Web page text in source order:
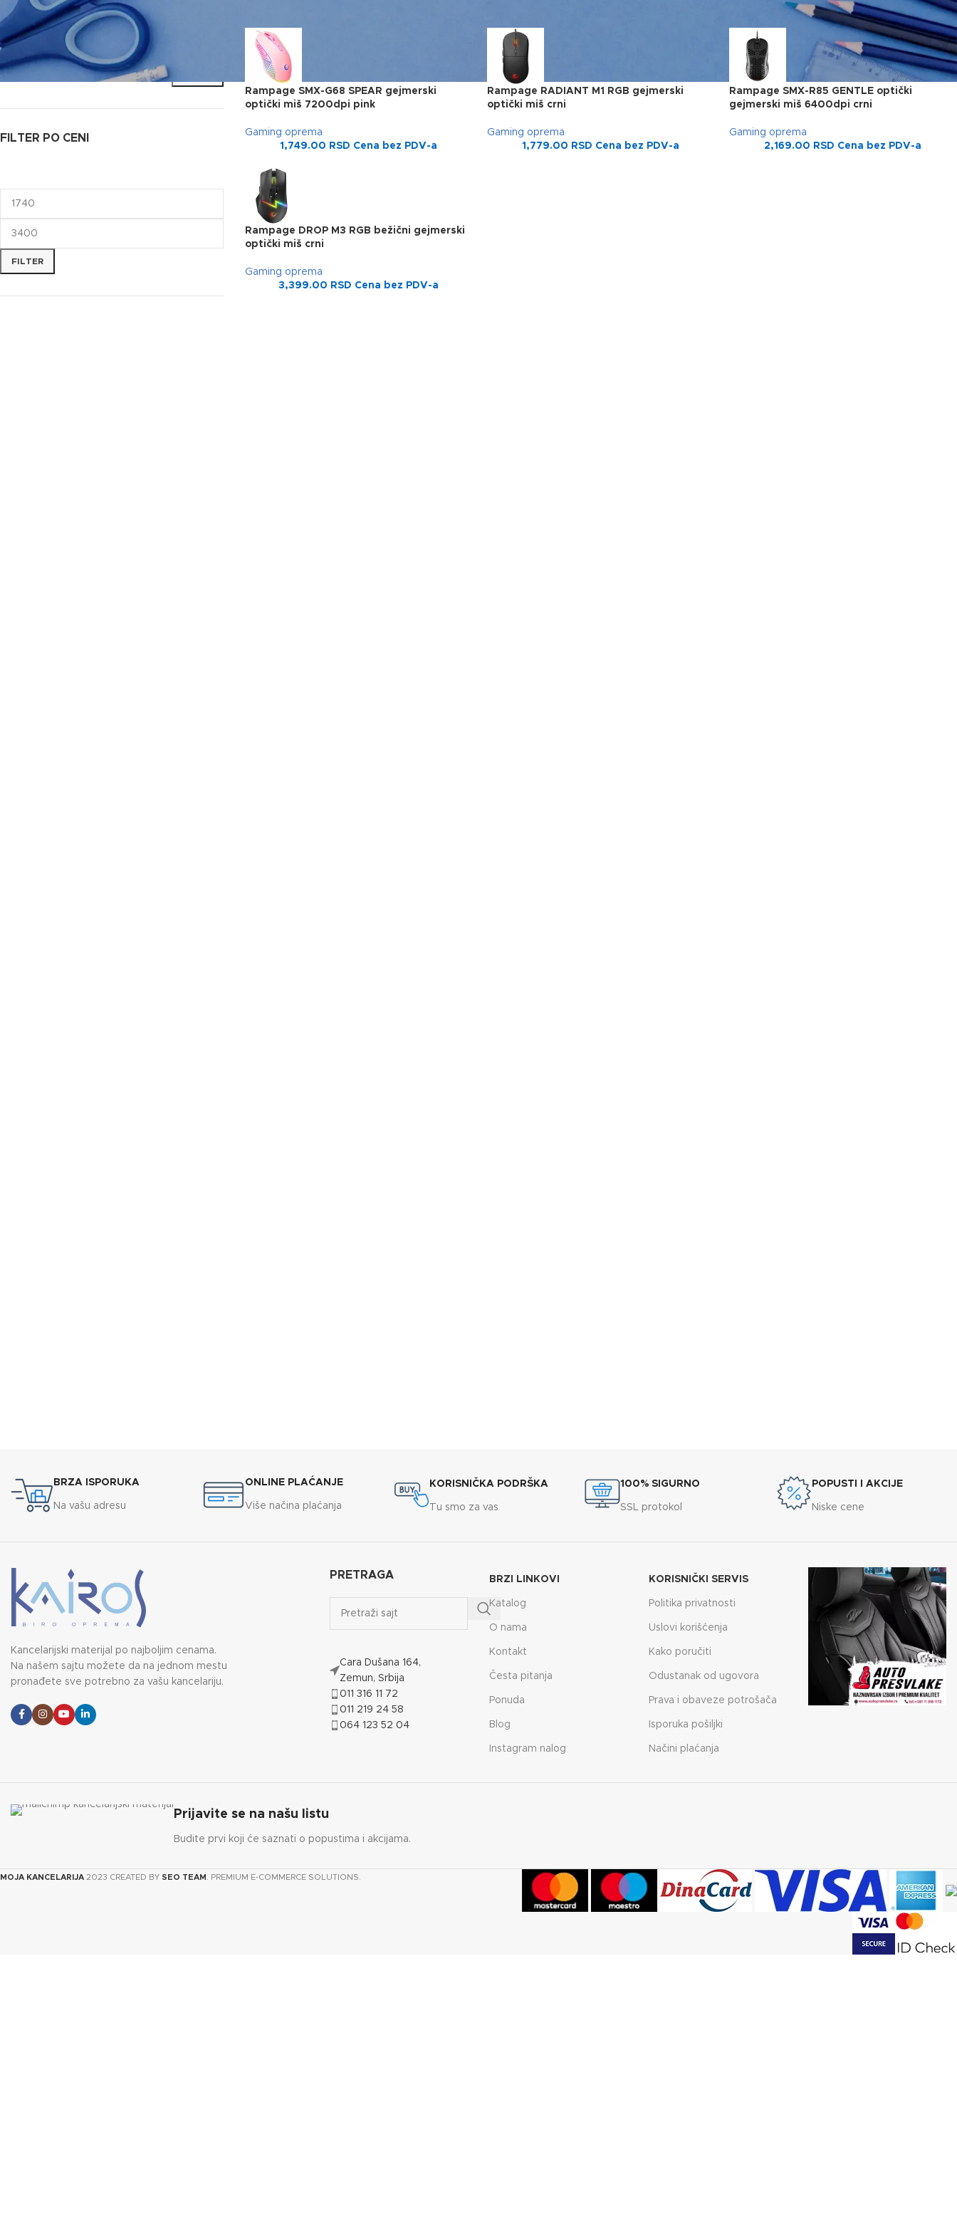
FILTER PO CENI
FILTER
Rampage SMX-G68 SPEAR gejmerski
optički miš 7200dpi pink
Gaming oprema
1,749.00 RSD Cena bez PDV-a
Rampage RADIANT M1 RGB gejmerski
optički miš crni
Gaming oprema
1,779.00 RSD Cena bez PDV-a
Rampage SMX-R85 GENTLE optički
gejmerski miš 6400dpi crni
Gaming oprema
2,169.00 RSD Cena bez PDV-a
Rampage DROP M3 RGB bežični gejmerski
optički miš crni
Gaming oprema
3,399.00 RSD Cena bez PDV-a
BRZA ISPORUKA
Na vašu adresu
ONLINE PLAĆANJE
Više načina plaćanja
KORISNIČKA PODRŠKA
Tu smo za vas
100% SIGURNO
SSL protokol
POPUSTI I AKCIJE
Niske cene
Kancelarijski materijal po najboljim cenama.
Na našem sajtu možete da na jednom mestu
pronađete sve potrebno za vašu kancelariju.
PRETRAGA
Cara Dušana 164,
Zemun, Srbija
011 316 11 72
011 219 24 58
064 123 52 04
BRZI LINKOVI
Katalog
O nama
Kontakt
Česta pitanja
Ponuda
Blog
Instagram nalog
KORISNIČKI SERVIS
Politika privatnosti
Uslovi korišćenja
Kako poručiti
Odustanak od ugovora
Prava i obaveze potrošača
Isporuka pošiljki
Načini plaćanja
Prijavite se na našu listu
Budite prvi koji će saznati o popustima i akcijama.
MOJA KANCELARIJA 2023 CREATED BY SEO TEAM . PREMIUM E-COMMERCE SOLUTIONS.